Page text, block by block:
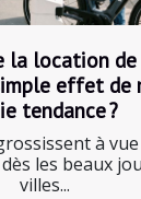
la location
effet de
tendance ?
à vue
les beaux
villes...